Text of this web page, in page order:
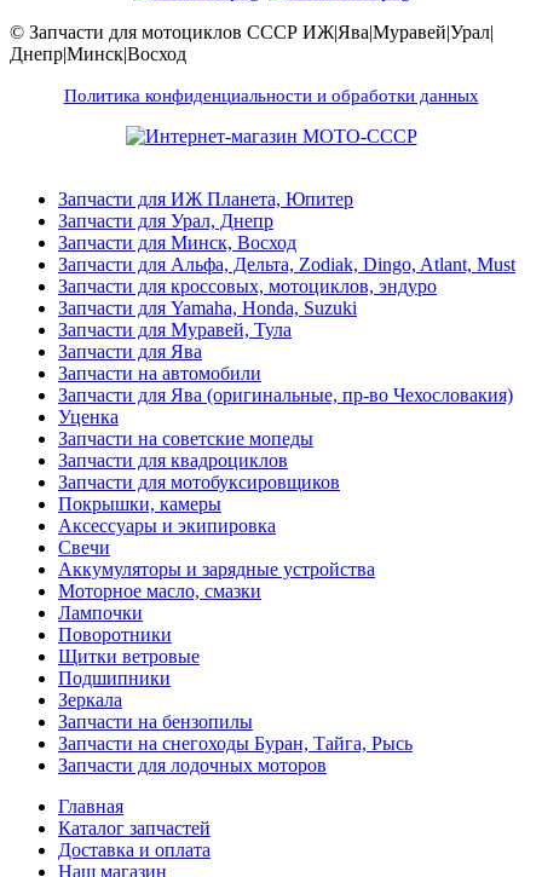
© Запчасти для мотоциклов СССР ИЖ|Ява|Муравей|Урал|
Днепр|Минск|Восход
Политика конфиденциальности и обработки данных
Запчасти для ИЖ Планета, Юпитер
Запчасти для Урал, Днепр
Запчасти для Минск, Восход
Запчасти для Альфа, Дельта, Zodiak, Dingo, Atlant, Must
Запчасти для кроссовых, мотоциклов, эндуро
Запчасти для Yamaha, Honda, Suzuki
Запчасти для Муравей, Тула
Запчасти для Ява
Запчасти на автомобили
Запчасти для Ява (оригинальные, пр-во Чехословакия)
Уценка
Запчасти на советские мопеды
Запчасти для квадроциклов
Запчасти для мотобуксировщиков
Покрышки, камеры
Аксессуары и экипировка
Свечи
Аккумуляторы и зарядные устройства
Моторное масло, смазки
Лампочки
Поворотники
Щитки ветровые
Подшипники
Зеркала
Запчасти на бензопилы
Запчасти на снегоходы Буран, Тайга, Рысь
Запчасти для лодочных моторов
Главная
Каталог запчастей
Доставка и оплата
Наш магазин